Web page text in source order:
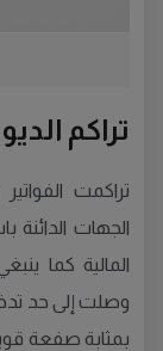
تراكم
تراكمت
الجهات الدائنة
المالية كما
وصلت إلى حد
بمثابة صفعة